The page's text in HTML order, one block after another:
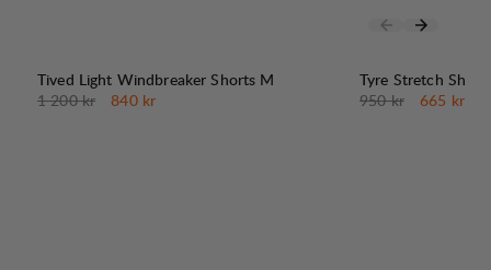
REA :
Tived Light Windbreaker Shorts M
Originalpris:
1 200 kr Reapris
840 kr
REA :
Tyre Stretch
Originalpris:
950 kr Reapris
665 kr